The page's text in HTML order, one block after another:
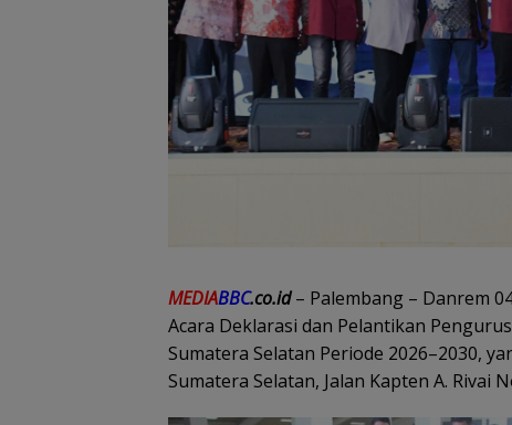
MEDIABBC.co.id– Palembang – Danrem
Acara Deklarasi dan Pelantikan
Sumatera Selatan Periode 2026–2030,
Sumatera Selatan, Jalan Kapten A. Rivai